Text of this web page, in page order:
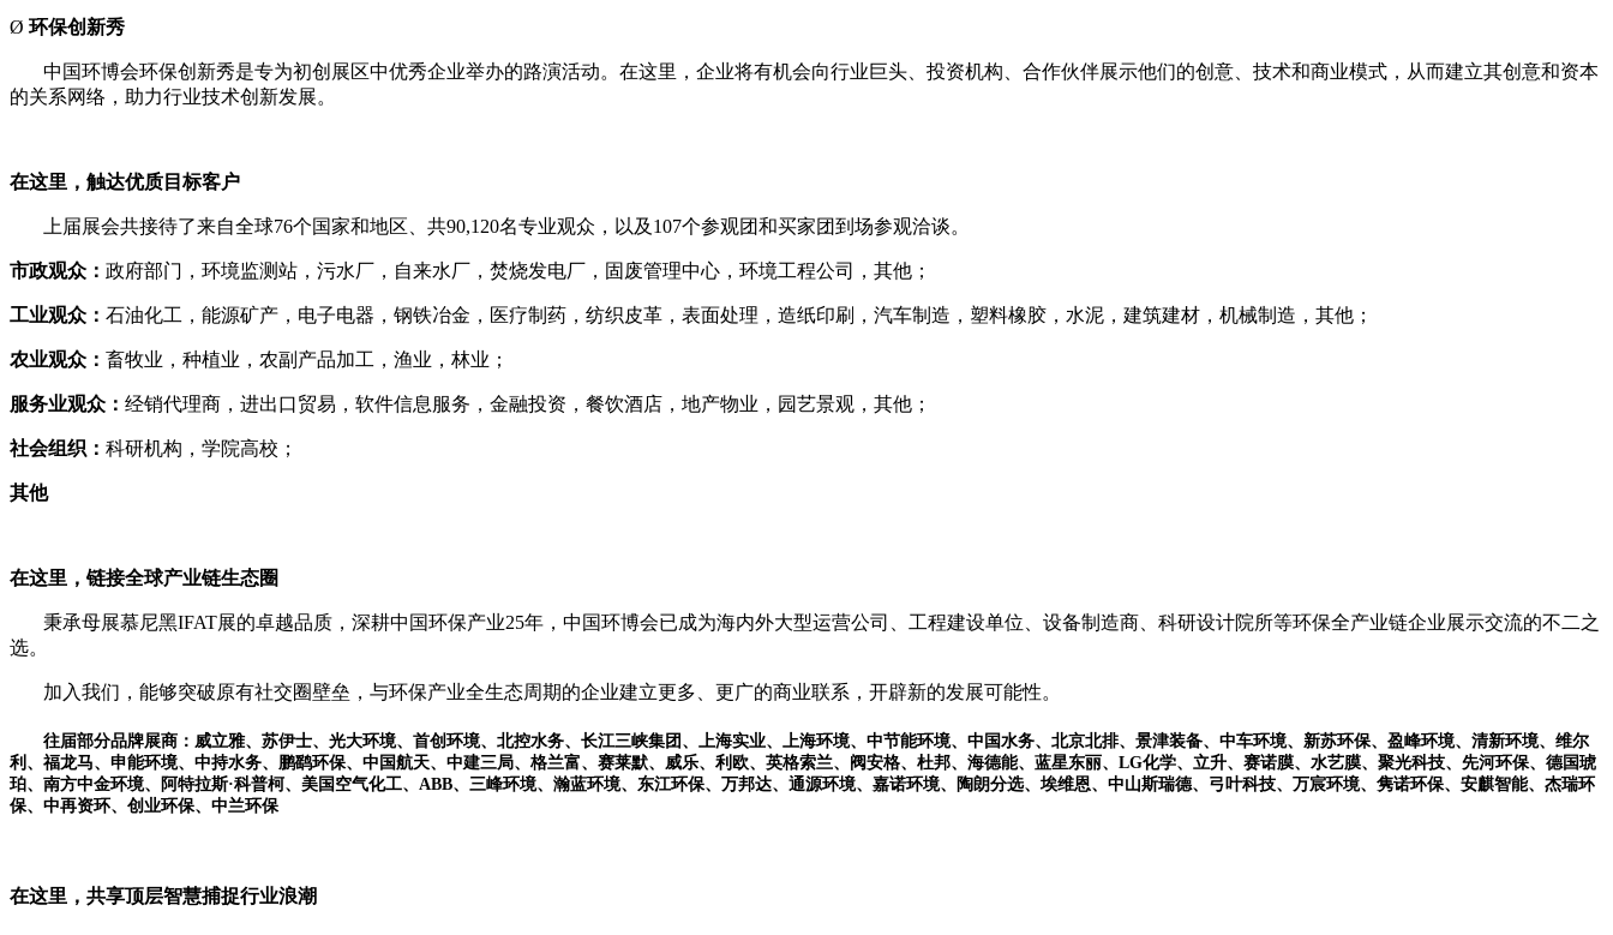
Ø 环保创新秀
中国环博会环保创新秀是专为初创展区中优秀企业举办的路演活动。在这里，企业将有机会向行业巨头、投资机构、合作伙伴展示他们的创意、技术和商业模式，从而建立其创意和资本
的关系网络，助力行业技术创新发展。
在这里，触达优质目标客户
上届展会共接待了来自全球76个国家和地区、共90,120名专业观众，以及107个参观团和买家团到场参观洽谈。
市政观众： 政府部门，环境监测站，污水厂，自来水厂，焚烧发电厂，固废管理中心，环境工程公司，其他；
工业观众： 石油化工，能源矿产，电子电器，钢铁冶金，医疗制药，纺织皮革，表面处理，造纸印刷，汽车制造，塑料橡胶，水泥，建筑建材，机械制造，其他；
农业观众： 畜牧业，种植业，农副产品加工，渔业，林业；
服务业观众： 经销代理商，进出口贸易，软件信息服务，金融投资，餐饮酒店，地产物业，园艺景观，其他；
社会组织： 科研机构，学院高校；
其他
在这里，链接全球产业链生态圈
秉承母展慕尼黑IFAT展的卓越品质，深耕中国环保产业25年，中国环博会已成为海内外大型运营公司、工程建设单位、设备制造商、科研设计院所等环保全产业链企业展示交流的不二之
选。
加入我们，能够突破原有社交圈壁垒，与环保产业全生态周期的企业建立更多、更广的商业联系，开辟新的发展可能性。
往届部分品牌展商： 威立雅、苏伊士、光大环境、首创环境、北控水务、长江三峡集团、上海实业、上海环境、中节能环境、中国水务、北京北排、景津装备、中车环境、新苏环保、盈峰环境、清新环境、维尔
利、福龙马、申能环境、中持水务、鹏鹞环保、中国航天、中建三局、格兰富、赛莱默、威乐、利欧、英格索兰、阀安格、杜邦、海德能、蓝星东丽、 LG化学、立升、赛诺膜、水艺膜、聚光科技、先河环保、德国琥
珀、南方中金环境、阿特拉斯·科普柯、美国空气化工、ABB、三峰环境、瀚蓝环境、东江环保、万邦达、通源环境、嘉诺环境、陶朗分选、埃维恩、中山斯瑞德、弓叶科技、万宸环境、隽诺环保、安麒智能、杰瑞环
保、中再资环、创业环保、中兰环保
在这里，共享顶层智慧捕捉行业浪潮